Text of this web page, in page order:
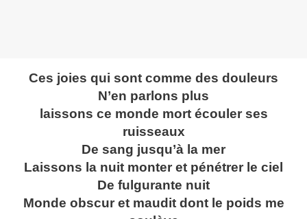
Ces joies qui sont comme des douleurs
N’en parlons plus
laissons ce monde mort écouler ses
ruisseaux
De sang jusqu’à la mer
Laissons la nuit monter et pénétrer le ciel
De fulgurante nuit
Monde obscur et maudit dont le poids me